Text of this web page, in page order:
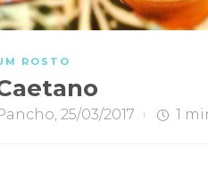
ROSTO
25/03/2017 1